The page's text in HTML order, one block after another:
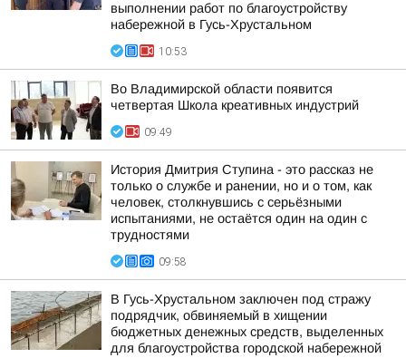
выполнении работ по благоустройству
набережной в Гусь-Хрустальном
10:53
Во Владимирской области появится
четвертая Школа креативных индустрий
09:49
История Дмитрия Ступина - это рассказ не
только о службе и ранении, но и о том, как
человек, столкнувшись с серьёзными
испытаниями, не остаётся один на один с
трудностями
09:58
В Гусь-Хрустальном заключен под стражу
подрядчик, обвиняемый в хищении
бюджетных денежных средств, выделенных
для благоустройства городской набережной